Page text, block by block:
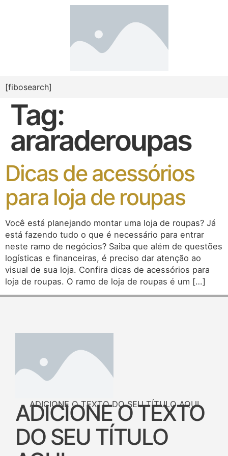
[fibosearch]
Tag:
araraderoupas
Dicas de acessórios
para loja de roupas
Você está planejando montar uma loja de roupas? Já
está fazendo tudo o que é necessário para entrar
neste ramo de negócios? Saiba que além de questões
logísticas e financeiras, é preciso dar atenção ao
visual de sua loja. Confira dicas de acessórios para
loja de roupas. O ramo de loja de roupas é um […]
ADICIONE O TEXTO DO SEU TÍTULO AQUI
ADICIONE O TEXTO
DO SEU TÍTULO